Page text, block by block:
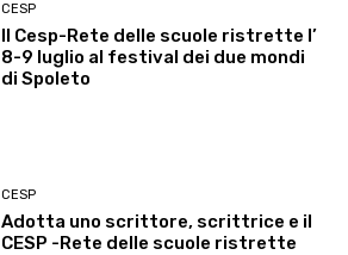
CESP
Il Cesp-Rete delle scuole ristrette l’
8-9 luglio al festival dei due mondi
di Spoleto
CESP
Adotta uno scrittore, scrittrice e il
CESP -Rete delle scuole ristrette